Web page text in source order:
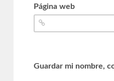
Página web
Guardar mi nombre,